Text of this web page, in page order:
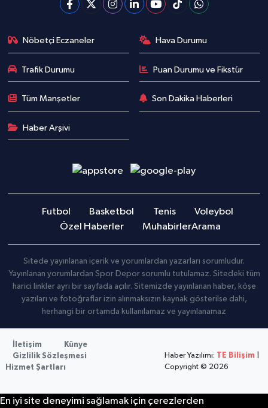
Nöbetçi Eczaneler Hava Durumu
Trafik Durumu Puan Durumu ve Fikstür
Tüm Manşetler Son Dakika Haberleri
Haber Arşivi
Futbol Basketbol Tenis
Voleybol
Özel Haberler
MuhabirlerArama
Sitede yayınlanan içerik ve yorumlardan yazarları sorumludur.
Yayınlanan yorumlardan Spor Depor sorumlu tutulamaz. Sitedeki tüm
harici linkler ayrı bir sayfada açılır. Sitemizde yayınlanan haber, köşe
yazıları ve fotoğraflar izin alınmaksızın kaynak gösterilse dahi,
herhangi bir ortamda kullanılamaz ve yayınlanamaz
İletişim
Künye
Gizlilik Sözleşmesi
Hizmet Şartları
Haber Yazılımı: TE Bilişim
Copyright © 2026
En iyi site deneyimi sağlamak için çerezlerden